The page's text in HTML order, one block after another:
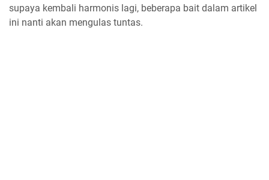
supaya kembali harmonis lagi, beberapa bait dalam artikel
ini nanti akan mengulas tuntas.